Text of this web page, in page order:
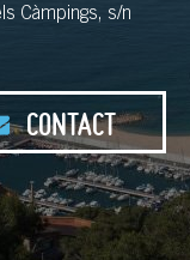
Càmpings, s/n
CONTACT